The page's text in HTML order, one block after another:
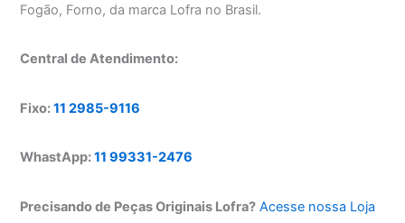
Fogão, Forno, da marca Lofra no Brasil.
Central de Atendimento:
Fixo:11 2985-9116
WhastApp:11 99331-2476
Precisando de Peças Originais Lofra? Acesse nossa Loja